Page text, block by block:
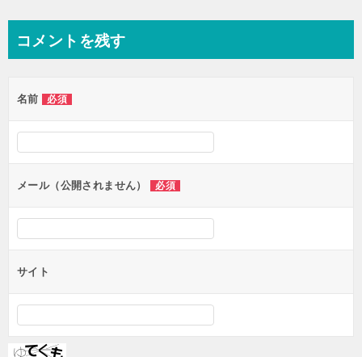
ビ
ー
シ
ン
コメントを残す
名前 必須
メール（公開されません） 必須
サイト